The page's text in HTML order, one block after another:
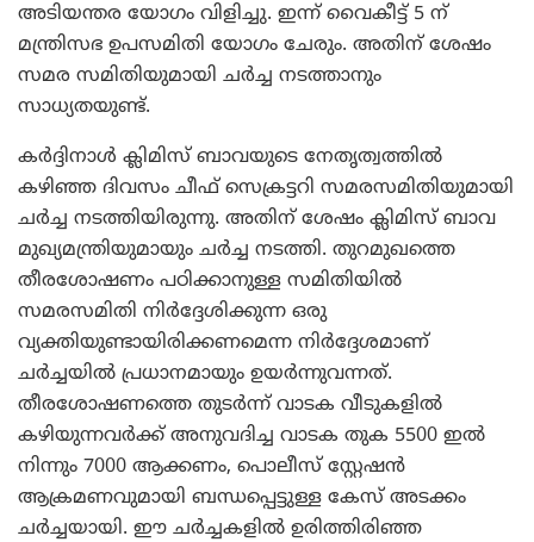
അടിയന്തര യോഗം വിളിച്ചു. ഇന്ന് വൈകീട്ട് 5 ന്
മന്ത്രിസഭ ഉപസമിതി യോഗം ചേരും. അതിന് ശേഷം
സമര സമിതിയുമായി ചര്‍ച്ച നടത്താനും
സാധ്യതയുണ്ട്.
കര്‍ദ്ദിനാള്‍ ക്ലിമിസ് ബാവയുടെ നേതൃത്വത്തില്‍
കഴിഞ്ഞ ദിവസം ചീഫ് സെക്രട്ടറി സമരസമിതിയുമായി
ചര്‍ച്ച നടത്തിയിരുന്നു. അതിന് ശേഷം ക്ലിമിസ് ബാവ
മുഖ്യമന്ത്രിയുമായും ചര്‍ച്ച നടത്തി. തുറമുഖത്തെ
തീരശോഷണം പഠിക്കാനുള്ള സമിതിയില്‍
സമരസമിതി നിര്‍ദ്ദേശിക്കുന്ന ഒരു
വ്യക്തിയുണ്ടായിരിക്കണമെന്ന നിര്‍ദ്ദേശമാണ്
ചര്‍ച്ചയില്‍ പ്രധാനമായും ഉയര്‍ന്നുവന്നത്.
തീരശോഷണത്തെ തുടര്‍ന്ന് വാടക വീടുകളില്‍
കഴിയുന്നവര്‍ക്ക് അനുവദിച്ച വാടക തുക 5500 ഇല്‍
നിന്നും 7000 ആക്കണം, പൊലീസ് സ്റ്റേഷന്‍
ആക്രമണവുമായി ബന്ധപ്പെട്ടുള്ള കേസ് അടക്കം
ചര്‍ച്ചയായി. ഈ ചര്‍ച്ചകളില്‍ ഉരിത്തിരിഞ്ഞ